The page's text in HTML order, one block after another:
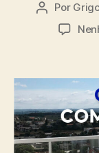
Por